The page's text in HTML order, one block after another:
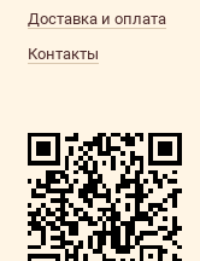
Доставка и оплата
Контакты